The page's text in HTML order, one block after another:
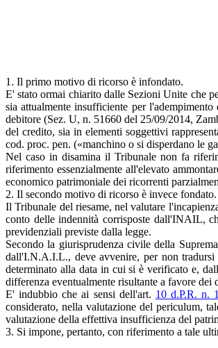
1. Il primo motivo di ricorso è infondato.
E' stato ormai chiarito dalle Sezioni Unite che
sia attualmente insufficiente per
debitore (Sez. U, n. 51660 del 25/09/2014,
del credito, sia in elementi soggettivi
cod. proc. pen. («manchino o si disperdano le
Nel caso in disamina il Tribunale non fa
riferimento essenzialmente all'elevato
economico patrimoniale dei ricorrenti
2. Il secondo motivo di ricorso è invece fondato.
Il Tribunale del riesame, nel valutare
conto delle indennità corrisposte dall'INAIL,
previdenziali previste dalla legge.
Secondo la giurisprudenza civile della
dall'I.N.A.I.L., deve avvenire, per non
determinato alla data in cui si è verificato e,
differenza eventualmente risultante a favore
E' indubbio che ai sensi dell'art. 10 d.P.R. n.
considerato, nella valutazione del periculum,
valutazione della effettiva insufficienza del
3. Si impone, pertanto, con riferimento a tale